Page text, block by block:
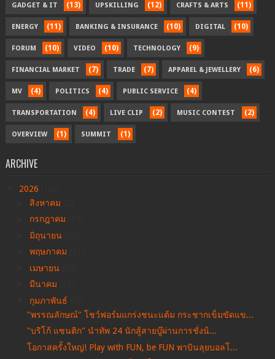
GADGET & IT (13) UPSKILLING (12) CRAFTS & ARTS (11)
ENERGY (11) BANKING & INSURANCE (10) DIGITAL (10)
FORUM (10) VIDEO (10) TECHNOLOGY (9)
FINANCIAL MARKET (7) TRADE (7) APPAREL & JEWELLERY (6)
MV (4) POLITICS (4) PUBLIC SERVICE (4)
TRANSPORTATION (4) LIVE CLIP (2) MUSIC CONTEST (2)
OVERVIEW (1) SUMMIT (1)
ARCHIVE
2026
สิงหาคม
กรกฎาคม
มิถุนายน
พฤษภาคม
เมษายน
มีนาคม
กุมภาพันธ์
"พรรณลักษณ์" โชว์ฟอร์มแกร่งชนะแต้ม กระชากเข็มขัดแข...
"บริโก้ แซนติก" นำทัพ 24 นักสู้สายบู๊ผ่านการชั่งน้...
โอกาสครั้งใหญ่! Play with FUN, be FUN พาบินลุยบอลโ...